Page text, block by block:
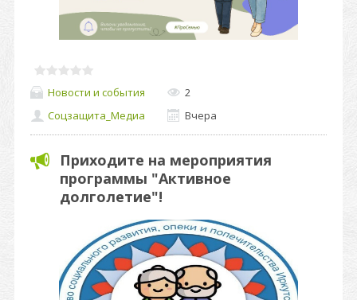
Новости и события
2
Соцзащита_Медиа
Вчера
Приходите на мероприятия
программы "Активное
долголетие"!